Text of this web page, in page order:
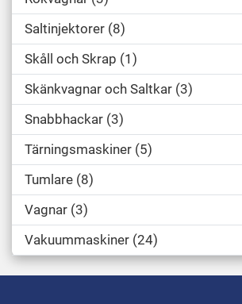
Saltinjektorer 8
Skåll och Skrap 1
Skänkvagnar och Saltkar 3
Snabbhackar 3
Tärningsmaskiner 5
Tumlare 8
Vagnar 3
Vakuummaskiner 24